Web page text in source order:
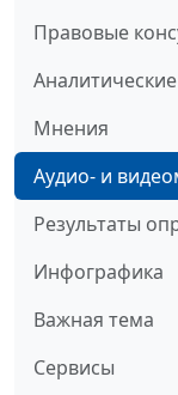
Правовые
Мнения
Аудио- и
Результаты
Инфографика
Важная тема
Сервисы